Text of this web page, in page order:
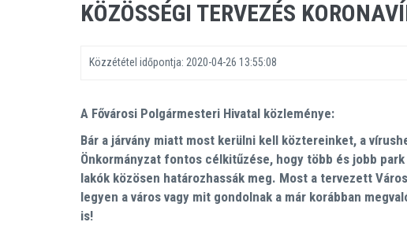
KÖZÖSSÉGI TERVEZÉS
Közzététel időpontja: 2020-04-26 13:55:08
A Fővárosi Polgármesteri Hivatal közleménye:
Bár a járvány miatt most kerülni kell köztereinket, a
Önkormányzat fontos célkitűzése, hogy több és jobb
lakók közösen határozhassák meg. Most a tervezett
legyen a város vagy mit gondolnak a már korábban
is!